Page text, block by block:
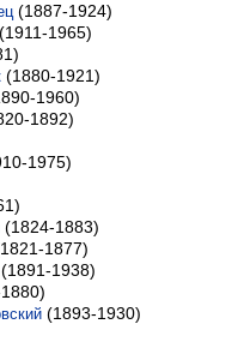
(1887-1924)
(1911-1965)
(1880-1921)
1960)
1892)
1975)
(1824-1883)
1877)
(1891-1938)
(1893-1930)